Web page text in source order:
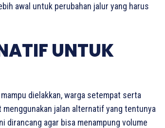
awal untuk perubahan jalur yang harus
UNTUK
dielakkan, warga setempat serta
jalan alternatif yang tentunya
dirancang agar bisa menampung volume